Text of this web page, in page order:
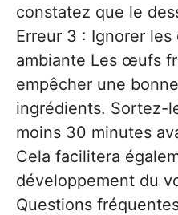
constatez que le
Erreur 3 : Ignorer
ambiante Les œufs
empêcher une
ingrédients. Sortez-
moins 30 minutes
Cela facilitera
développement du
Questions